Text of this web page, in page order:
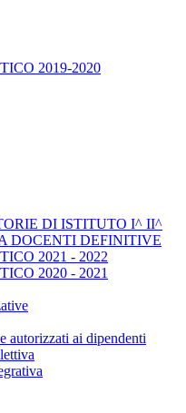
2019-2020
DI ISTITUTO I^ II^
DOCENTI DEFINITIVE
2021 - 2022
2020 - 2021
autorizzati ai dipendenti